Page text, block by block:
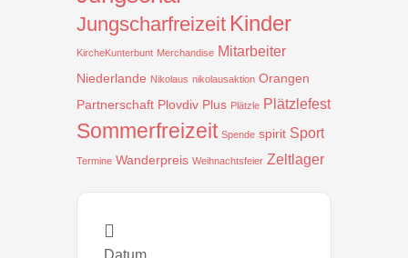
Jungscharfreizeit Kinder
KircheKunterbunt Merchandise Mitarbeiter
Niederlande Nikolaus nikolausaktion Orangen
Partnerschaft Plovdiv Plus Plätzle Plätzlefest
Sommerfreizeit Spende spirit Sport
Termine Wanderpreis Weihnachtsfeier Zeltlager
Datum